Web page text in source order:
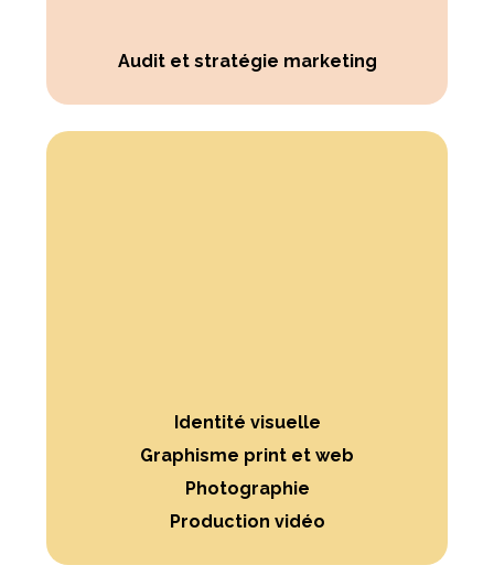
Audit et stratégie marketing
Identité visuelle
Graphisme print et web
Photographie
Production vidéo